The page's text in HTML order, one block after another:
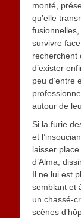
monté,
qu’elle
survivre
recherchent
d’exister
peu d’entre
autour de
Si la furie
et
laisser
d’Alma,
Il ne lui est
semblant et
un chassé-
scènes